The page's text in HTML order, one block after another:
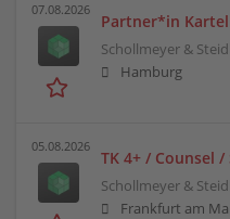
07.08.2026
Partner*in
Schollmeyer &
Hamburg
05.08.2026
TK 4+ / Counsel /
Schollmeyer &
Frankfurt am